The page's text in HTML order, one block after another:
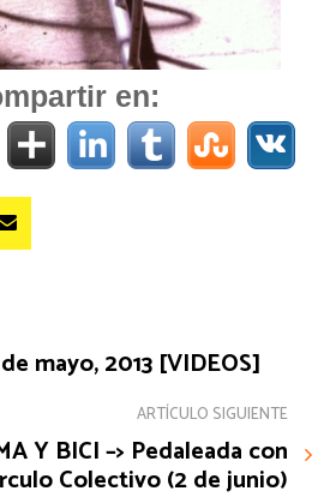
en:
mayo, 2013 [VIDEOS]
ARTÍCULO SIGUIENTE
Y BICI –> Pedaleada con
Colectivo (2 de junio)